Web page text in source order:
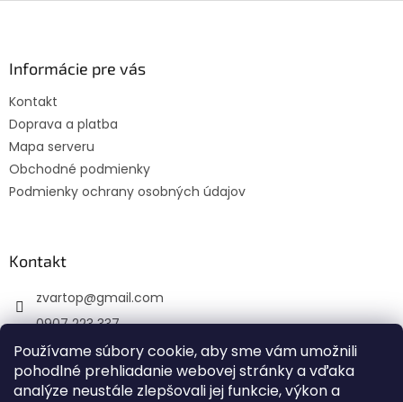
Používame súbory cookie, aby sme vám umožnili
pohodlné prehliadanie webovej stránky a vďaka
analýze neustále zlepšovali jej funkcie, výkon a
Informácie pre vás
Kontakt
Doprava a platba
Mapa serveru
Obchodné podmienky
Podmienky ochrany osobných údajov
Kontakt
zvartop@gmail.com
0907 223 337
Sledujte nás na Facebooku
zvartop_s.r.o